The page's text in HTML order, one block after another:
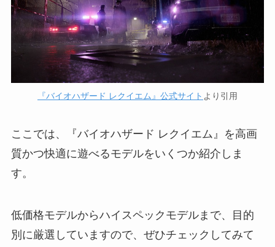
『バイオハザード レクイエム』公式サイト より引用
ここでは、『バイオハザード レクイエム』を高画
質かつ快適に遊べるモデルをいくつか紹介しま
す。
低価格モデルからハイスペックモデルまで、目的
別に厳選していますので、ぜひチェックしてみて